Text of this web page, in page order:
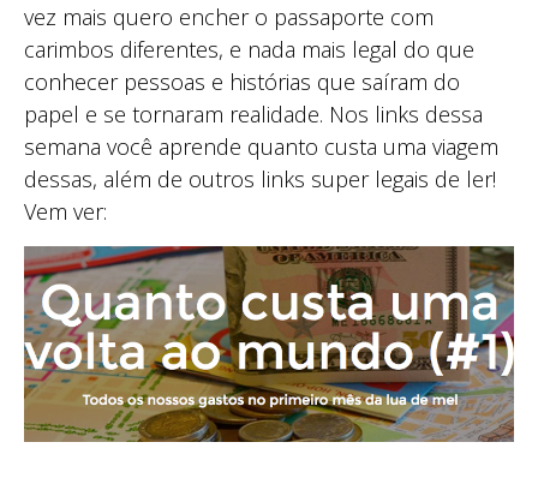
vez mais quero encher o passaporte com
carimbos diferentes, e nada mais legal do que
conhecer pessoas e histórias que saíram do
papel e se tornaram realidade. Nos links dessa
semana você aprende quanto custa uma viagem
dessas, além de outros links super legais de ler!
Vem ver: